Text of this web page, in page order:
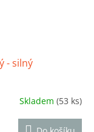
- silný
Skladem(53 ks)